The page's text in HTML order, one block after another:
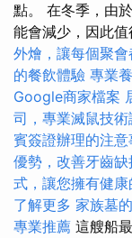
點。 在冬季，由
能會減少，因此
外燴，讓每個聚
的餐飲體驗 專業
Google商家檔案
司，專業滅鼠技
賓簽證辦理的注意
優勢，改善牙齒缺
式，讓您擁有健
了解更多 家族墓
專業推薦 這艘船